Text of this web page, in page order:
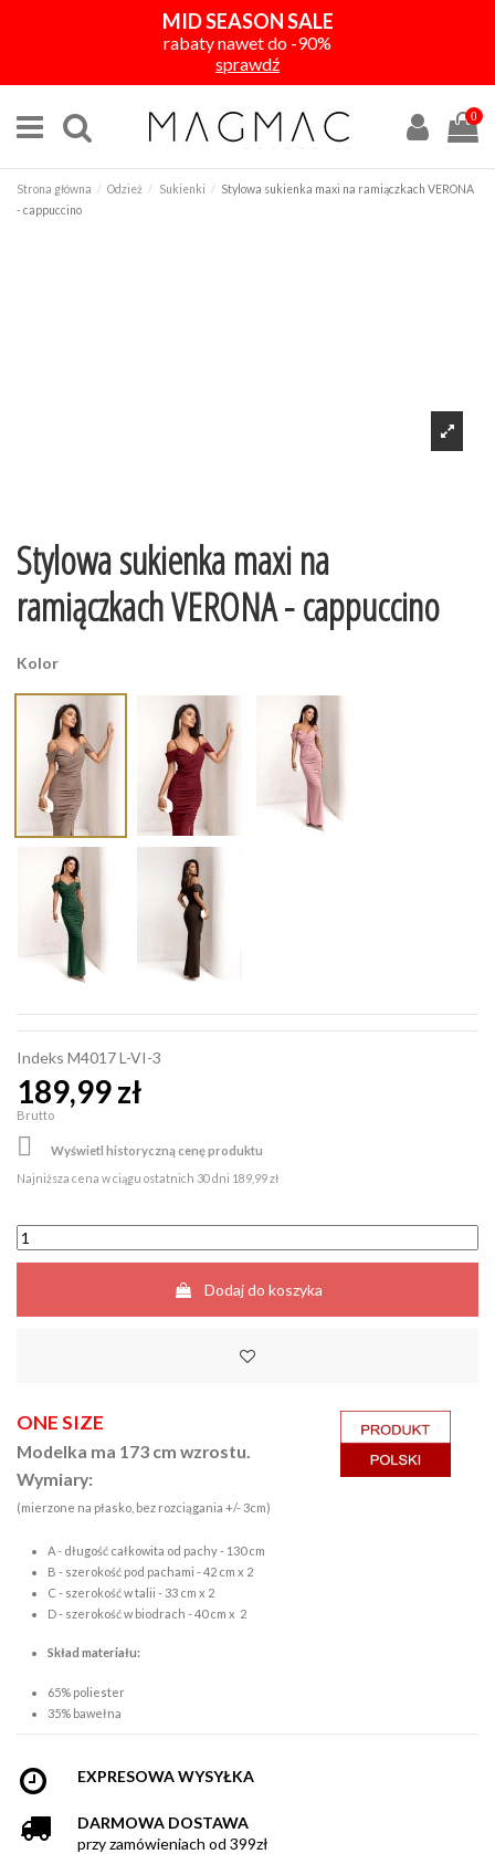
MID SEASON SALE
rabaty nawet do -90%
sprawdź
0
Strona główna Odzież Sukienki
Stylowa sukienka maxi na ramiączkach VERONA
- cappuccino
Stylowa sukienka maxi na
ramiączkach VERONA - cappuccino
Kolor
Indeks M4017 L-VI-3
189,99 zł
Brutto

Wyświetl historyczną cenę produktu
Najniższa cena w ciągu ostatnich 30 dni 189,99 zł
Dodaj do koszyka
ONE SIZE
Modelka ma 173 cm wzrostu.
Wymiary:
(mierzone na płasko, bez rozciągania +/- 3cm)
A - długość całkowita od pachy - 130 cm
B - szerokość pod pachami - 42 cm x 2
C - szerokość w talii - 33 cm x 2
D - szerokość w biodrach - 40 cm x 2
Skład materiału:
65% poliester
35% bawełna
EXPRESOWA WYSYŁKA
DARMOWA DOSTAWA
przy zamówieniach od 399zł